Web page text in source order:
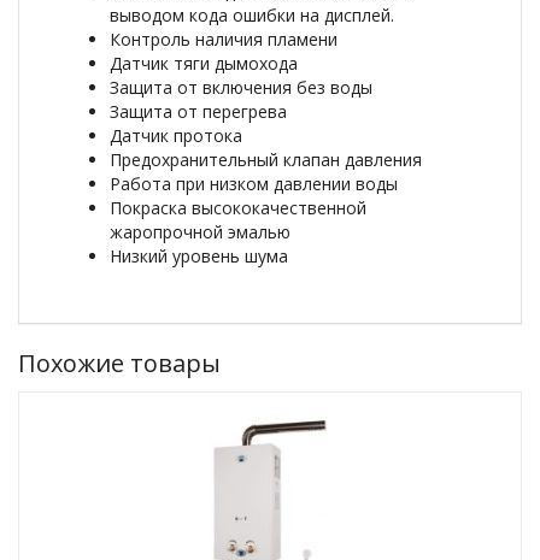
выводом кода ошибки на дисплей.
Контроль наличия пламени
Датчик тяги дымохода
Защита от включения без воды
Защита от перегрева
Датчик протока
Предохранительный клапан давления
Работа при низком давлении воды
Покраска высококачественной
жаропрочной эмалью
Низкий уровень шума
Похожие товары